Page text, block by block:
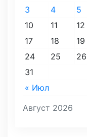
Август 2026
« Июл
3
4 5
10
11 12
17
18 19
24
25 26
31